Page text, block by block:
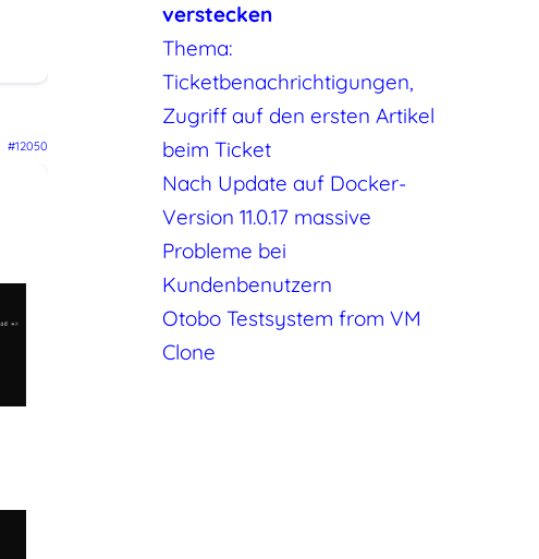
#12050
verstecken
Thema:
Ticketbenachrichtigungen,
Zugriff auf den ersten Artikel
beim Ticket
Nach Update auf Docker-
Version 11.0.17 massive
Probleme bei
Kundenbenutzern
Otobo Testsystem from VM
Clone